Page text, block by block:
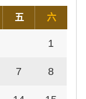
五 六
1
7 8